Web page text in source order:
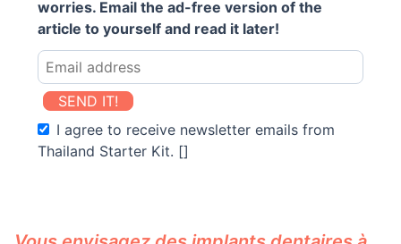
worries. Email the ad-free version of the
article to yourself and read it later!
SEND IT!
I agree to receive newsletter emails from
Thailand Starter Kit. []